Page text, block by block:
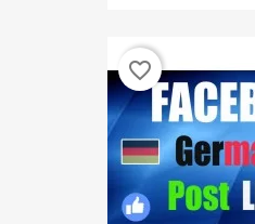
favorite_border